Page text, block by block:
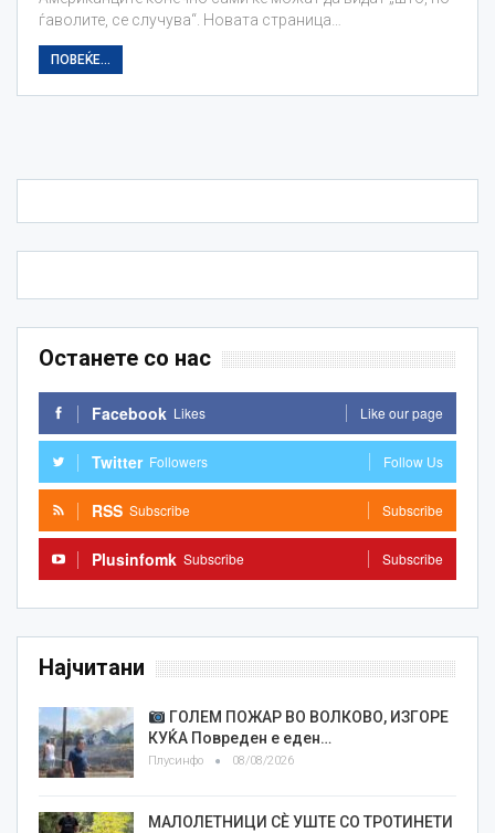
ѓаволите, се случува“. Новата страница…
ПОВЕЌЕ...
Останете со нас
Facebook Likes Like our page
Twitter Followers Follow Us
RSS Subscribe Subscribe
Plusinfomk Subscribe Subscribe
Најчитани
ГОЛЕМ ПОЖАР ВО ВОЛКОВО, ИЗГОРЕ
КУЌА Повреден е еден…
Плусинфо 08/08/2026
МАЛОЛЕТНИЦИ СÈ УШТЕ СО ТРОТИНЕТИ